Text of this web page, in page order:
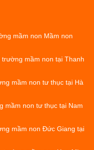
mầm non Mầm non
mầm non tại Thanh
mầm non tư thục tại Hà
mầm non tư thục tại Nam
mầm non Đức Giang tại